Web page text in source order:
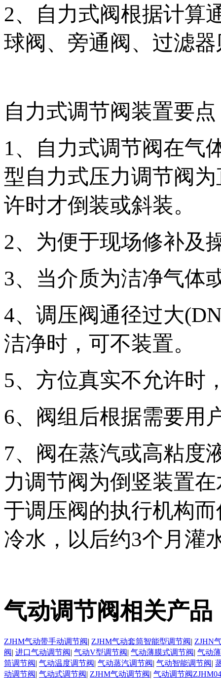
2、自力式阀根据计算
球阀、旁通阀、过滤
自力式调节阀装置要
1、自力式调节阀在气
型自力式压力调节阀
许时才倒装或斜装。
2、为便于现场修补及
3、当介质为洁净气体
4、调压阀通径过大
洁净时，可不装置。
5、方位真实不允许时
6、阀组后根据需要用
7、阀在蒸汽或高粘度
力调节阀为倒竖装置
于调压阀的执行机构
冷水，以后约3个月灌
气动调节阀相关产品
ZJHM气动带手动调节阀| ZJHM气动套筒智能型调节阀| ZJHN
阀| 进口气动调节阀| 气动V型调节阀| 气动薄膜式调节阀| 气动
筒调节阀| 气动温度调节阀| 气动蒸汽调节阀| 气动智能调节阀|
动调节阀| 气动式调节阀| ZJHM气动调节阀| 气动调节阀ZJHM04